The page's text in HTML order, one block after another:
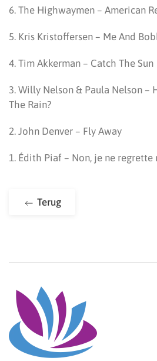
6. The Highwaymen – American
5. Kris Kristoffersen – Me And
4. Tim Akkerman – Catch The Sun
3. Willy Nelson & Paula Nelson –
The Rain?
2. John Denver – Fly Away
1. Édith Piaf – Non, je ne regrette
Terug